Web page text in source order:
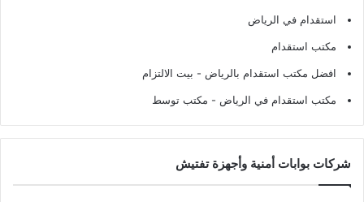
استقدام في الرياض
مكتب استقدام
افضل مكتب استقدام بالرياض - بيت الالتزام
مكتب استقدام في الرياض - مكتب توسط
شركات بوابات أمنية وأجهزة تفتيش